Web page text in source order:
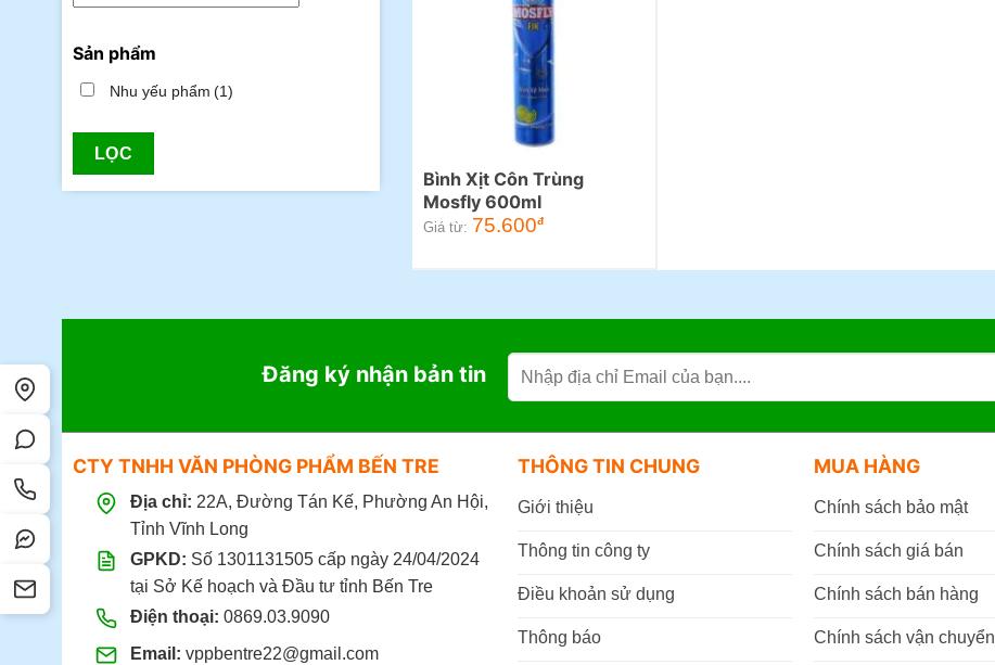
Sản phẩm
Nhu yếu phẩm (1)
LỌC
Bình Xịt Côn Trùng
Mosfly 600ml
Giá từ: 75.600đ
Đăng ký nhận bản tin
CTY TNHH VĂN PHÒNG PHẨM BẾN TRE
Địa chỉ: 22A, Đường Tán Kế, Phường An Hội,
Tỉnh Vĩnh Long
GPKD: Số 1301131505 cấp ngày 24/04/2024
tại Sở Kế hoạch và Đầu tư tỉnh Bến Tre
Điện thoại: 0869.03.9090
Email: vppbentre22@gmail.com
THÔNG TIN CHUNG
Giới thiệu
Thông tin công ty
Điều khoản sử dụng
Thông báo
MUA HÀNG
Chính sách bảo mật
Chính sách giá bán
Chính sách bán hàng
Chính sách vận chuyển